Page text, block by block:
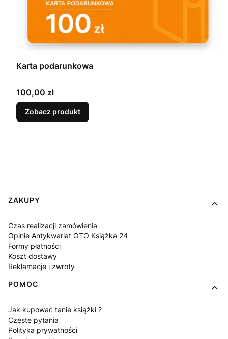
Karta podarunkowa
Cena
100,00 zł
Zobacz produkt
Linki w stopce
ZAKUPY
Czas realizacji zamówienia
Opinie Antykwariat OTO Książka 24
Formy płatności
Koszt dostawy
Reklamacje i zwroty
POMOC
Jak kupować tanie książki ?
Częste pytania
Polityka prywatności